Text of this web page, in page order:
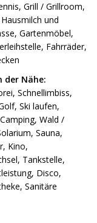
Grill / Grillroom,
und
Gartenmöbel,
Fahrräder,
der Nähe:
Schnellimbiss,
Ski laufen,
Wald /
Sauna,
Kino,
Tankstelle,
Disco,
Sanitäre